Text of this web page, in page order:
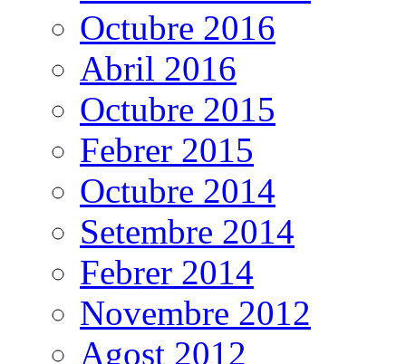
Octubre 2016
Abril 2016
Octubre 2015
Febrer 2015
Octubre 2014
Setembre 2014
Febrer 2014
Novembre 2012
Agost 2012